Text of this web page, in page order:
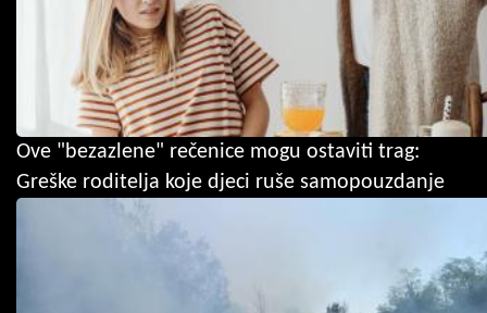
Ove "bezazlene" rečenice mogu ostaviti trag:
Greške roditelja koje djeci ruše samopouzdanje